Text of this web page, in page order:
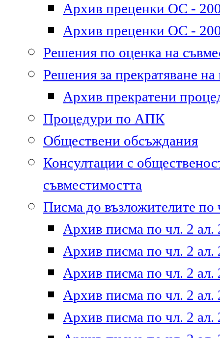
Архив преценки ОС -
Архив преценки ОС -
Решения по оценка на
Решения за прекратяване
Архив прекратени
Процедури по АПК
Обществени обсъждания
Консултации с
съвместимостта
Писма до възложителите по
Архив писма по чл. 2 ал.
Архив писма по чл. 2 ал.
Архив писма по чл. 2 ал.
Архив писма по чл. 2 ал.
Архив писма по чл. 2 ал.